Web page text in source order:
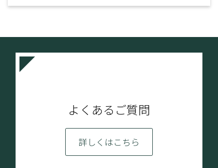
よくあるご質問
詳しくはこちら